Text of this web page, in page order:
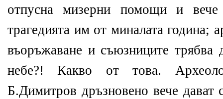
отпусна мизерни помощи и
трагедията им от миналата година;
въоръжаване и съюзниците трябва
небе?! Какво от това.
Б.Димитров дръзновено вече дават